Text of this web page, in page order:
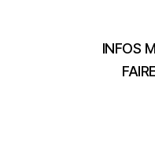
INFOS